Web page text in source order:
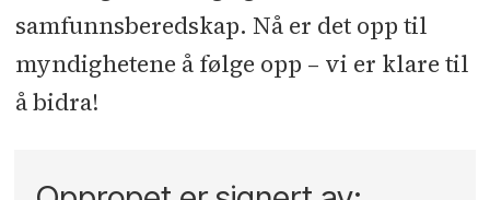
samfunnsberedskap. Nå er det opp til
myndighetene å følge opp – vi er klare til
å bidra!